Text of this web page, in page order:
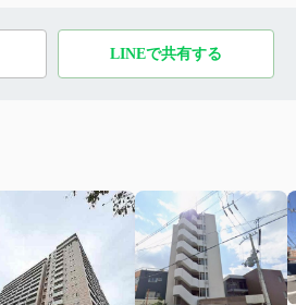
LINEで共有する